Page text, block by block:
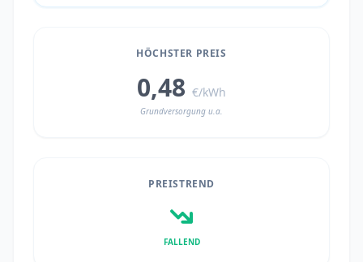
HÖCHSTER PREIS
0,48 €/kWh
Grundversorgung u.a.
PREISTREND
FALLEND